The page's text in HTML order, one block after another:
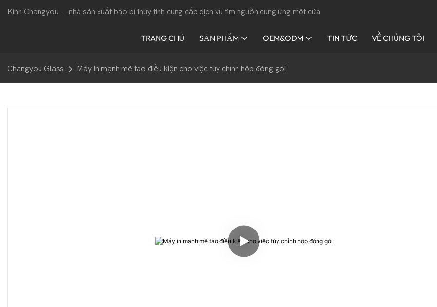
Kính Changyou - nhà sản xuất bao bì thủy tinh cung cấp dịch vụ tìm nguồn cung ứng một cửa
TRANG CHỦ SẢN PHẨM OEM&ODM TIN TỨC VỀ CHÚNG TÔI
Changyou Glass Máy in mạnh mẽ tạo điều kiện cho việc tùy chỉnh hộp đóng gói